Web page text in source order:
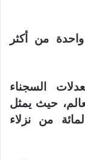
من أكثر
السجناء
حيث يمثل
أكثر من 87 في المائة من نزلاء